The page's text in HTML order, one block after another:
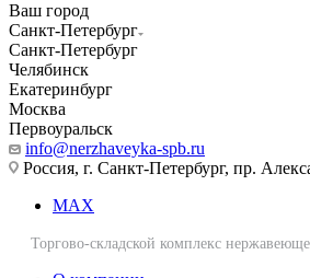
Ваш город
Санкт-Петербург
Санкт-Петербург
Челябинск
Екатеринбург
Москва
Первоуральск
info@nerzhaveyka-spb.ru
Россия, г. Санкт-Петербург, пр.
MAX
Торгово-складской комплекс